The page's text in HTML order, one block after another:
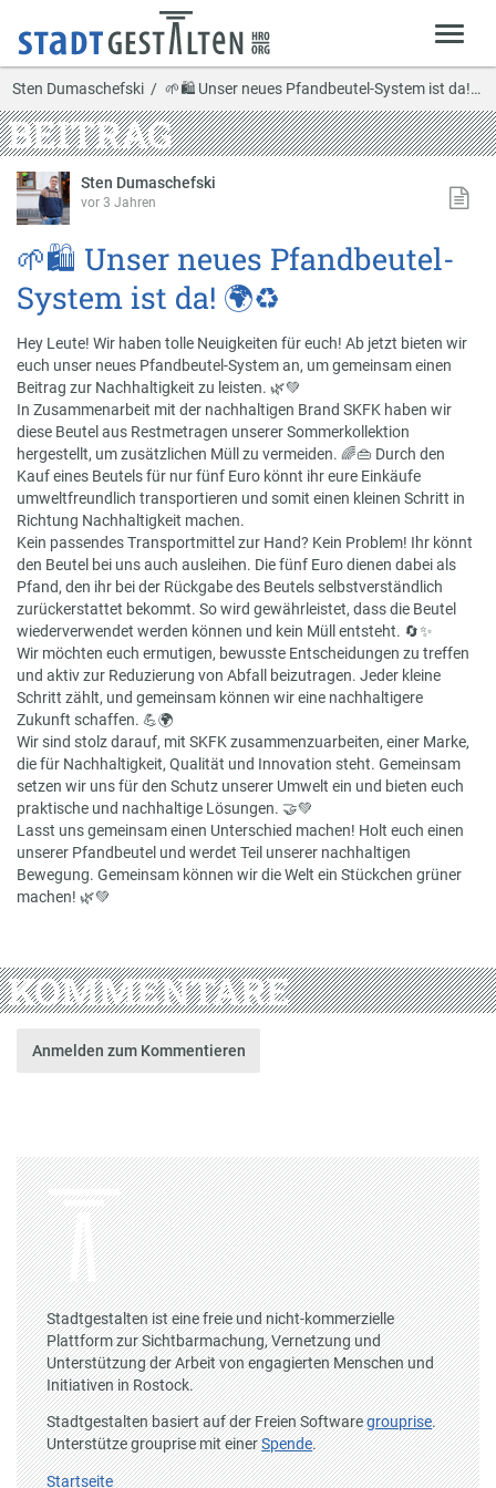
Sten Dumaschefski 🌱🛍️ Unser neues Pfandbeutel-System ist da! 🌍♻️
BEITRAG
Sten Dumaschefski
vor 3 Jahren
🌱🛍️ Unser neues Pfandbeutel-
System ist da! 🌍♻️
Hey Leute! Wir haben tolle Neuigkeiten für euch! Ab jetzt bieten wir
euch unser neues Pfandbeutel-System an, um gemeinsam einen
Beitrag zur Nachhaltigkeit zu leisten. 🌿💚
In Zusammenarbeit mit der nachhaltigen Brand SKFK haben wir
diese Beutel aus Restmetragen unserer Sommerkollektion
hergestellt, um zusätzlichen Müll zu vermeiden. 🌈👜 Durch den
Kauf eines Beutels für nur fünf Euro könnt ihr eure Einkäufe
umweltfreundlich transportieren und somit einen kleinen Schritt in
Richtung Nachhaltigkeit machen.
Kein passendes Transportmittel zur Hand? Kein Problem! Ihr könnt
den Beutel bei uns auch ausleihen. Die fünf Euro dienen dabei als
Pfand, den ihr bei der Rückgabe des Beutels selbstverständlich
zurückerstattet bekommt. So wird gewährleistet, dass die Beutel
wiederverwendet werden können und kein Müll entsteht. 🔄✨
Wir möchten euch ermutigen, bewusste Entscheidungen zu treffen
und aktiv zur Reduzierung von Abfall beizutragen. Jeder kleine
Schritt zählt, und gemeinsam können wir eine nachhaltigere
Zukunft schaffen. 💪🌍
Wir sind stolz darauf, mit SKFK zusammenzuarbeiten, einer Marke,
die für Nachhaltigkeit, Qualität und Innovation steht. Gemeinsam
setzen wir uns für den Schutz unserer Umwelt ein und bieten euch
praktische und nachhaltige Lösungen. 🤝💚
Lasst uns gemeinsam einen Unterschied machen! Holt euch einen
unserer Pfandbeutel und werdet Teil unserer nachhaltigen
Bewegung. Gemeinsam können wir die Welt ein Stückchen grüner
machen! 🌿💚
KOMMENTARE
Anmelden zum Kommentieren
Stadtgestalten ist eine freie und nicht-kommerzielle
Plattform zur Sichtbarmachung, Vernetzung und
Unterstützung der Arbeit von engagierten Menschen und
Initiativen in Rostock.
Stadtgestalten basiert auf der Freien Softwaregrouprise.
Unterstütze grouprise mit einerSpende.
Startseite